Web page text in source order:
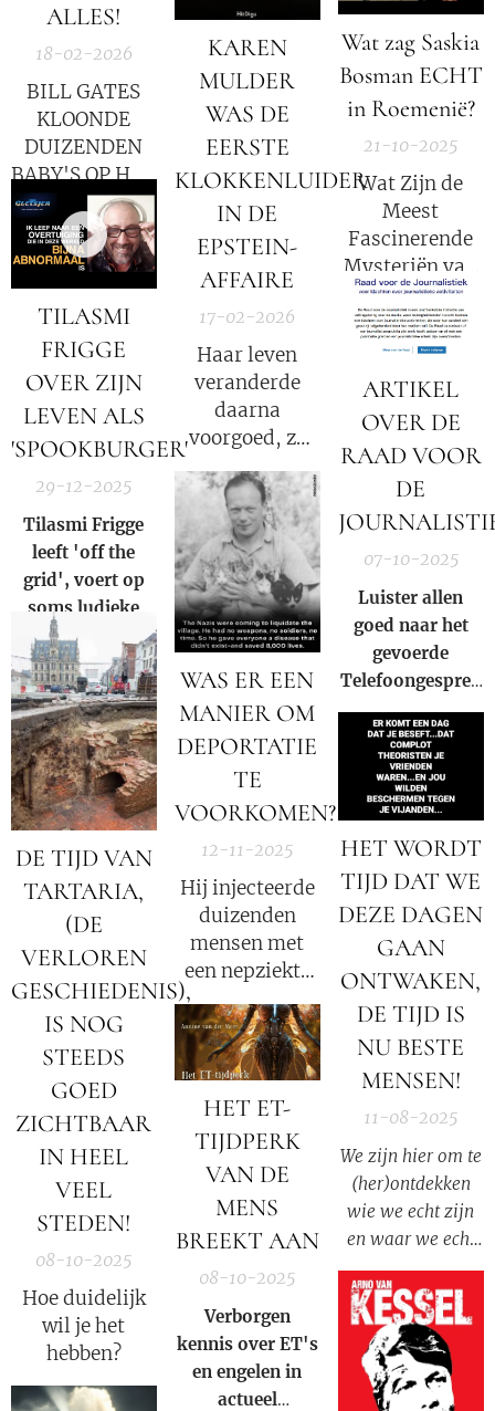
ALLES!
18-02-2026
BILL GATES
KLOONDE
DUIZENDEN
BABY'S OP HET
EILAND VAN
EPSTEIN - DE
WHITE HATS
LANCEREN
EEN GLOBALE
AANVAL
TERWIJL
TRUMP ZICH
VOORBEREIDT
OP
VERGELDING!
KAREN
MULDER
WAS DE
EERSTE
KLOKKENLUIDER
IN DE
EPSTEIN-
AFFAIRE
17-02-2026
Haar leven
veranderde
daarna
voorgoed, ze
kreeg te maken
met publieke
verontwaardiging,
haar carrière
werd verwoest
en ze leed
persoonlijk
verlies!
de 'deep state'.
Het gaat over
een wereldorde
welvaart. Het
gouden tijdperk.
TILASMI
FRIGGE
OVER ZIJN
LEVEN ALS
'SPOOKBURGER'
29-12-2025
Tilasmi Frigge
leeft 'off the
grid', voert op
soms ludieke
wijze acties
tegen de staat,
en is een
'spookburger',
gezien hij zich
aan het huidige
oneerlijke
systeem heeft
onttrokken.
WAS ER EEN
MANIER OM
DEPORTATIE
TE
VOORKOMEN?
12-11-2025
Hij injecteerde
duizenden
mensen met
een nepziekte
– en de nazi's
hadden geen
idee dat ze
gezonde
mensen uit de
vernietigingskampen
in quarantaine
Wat zag Saskia
Bosman ECHT
in Roemenië?
21-10-2025
Wat Zijn de
Meest
Fascinerende
Mysteriën van
Roemenië?
[aflevering 125]
DE TIJD VAN
TARTARIA,
(DE
VERLOREN
GESCHIEDENIS),
IS NOG
STEEDS
GOED
ZICHTBAAR
IN HEEL
VEEL
STEDEN!
08-10-2025
Hoe duidelijk
wil je het
hebben?
HET ET-
TIJDPERK
VAN DE
MENS
BREEKT AAN
08-10-2025
Verborgen
kennis over ET's
en engelen in
actueel
ARTIKEL
OVER DE
RAAD VOOR
DE
07-10-2025
Luister allen
goed naar het
gevoerde
Telefoongesprek
op maandag 6
oktober 2025
HET WORDT
TIJD DAT WE
DEZE DAGEN
GAAN
ONTWAKEN,
DE TIJD IS
NU BESTE
MENSEN!
11-08-2025
We zijn hier om te
(her)ontdekken
wie we echt zijn
en waar we echt
vandaan komen.
Om te
herontdekken hoe
krachtig we echt
zijn als Ziel.